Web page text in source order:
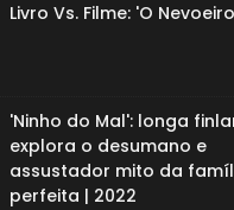
Livro Vs. Filme: 'O
'Ninho do Mal': longa
explora o desumano e
assustador mito da
perfeita | 2022